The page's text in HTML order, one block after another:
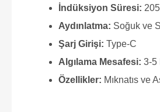
İndüksiyon Süresi:
Aydınlatma: Soğuk ve
Şarj Girişi: Type-C
Algılama Mesafesi: 3-5
Özellikler: Mıknatıs ve